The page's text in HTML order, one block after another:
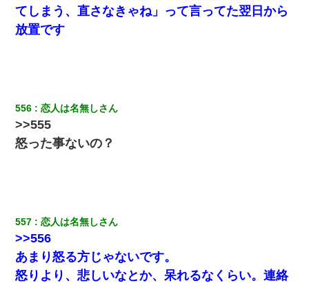
父親がくも膜下出血で突然ﾀﾋ。→母の貯金が0なことが判明。→母
「私を家に置いてほしい、どうか見捨てないで(土下座」俺・嫁
「…」
彼女にプロポーズしてOK貰った俺、告げられた結婚条件にブチ切
れて無事婚約破棄・・・
旦那が長男のDNA鑑定をしたら血縁関係0%だった。旦那「やっぱ
りウワキしてたんだな…」長男「俺は誰の子供なの？」長女・次
男「ウワキ女！」
てしまう、直さなきゃね」って言ってた翌日から
放置です
556 恋人は名無しさん
>>555
怒った事ないの？
557 恋人は名無しさん
>>556
あまり怒る方じゃないです。
怒りより、悲しいなとか、呆れるなくらい。連絡